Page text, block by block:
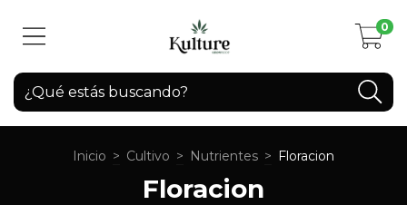
0
Inicio > Cultivo > Nutrientes > Floracion
Floracion